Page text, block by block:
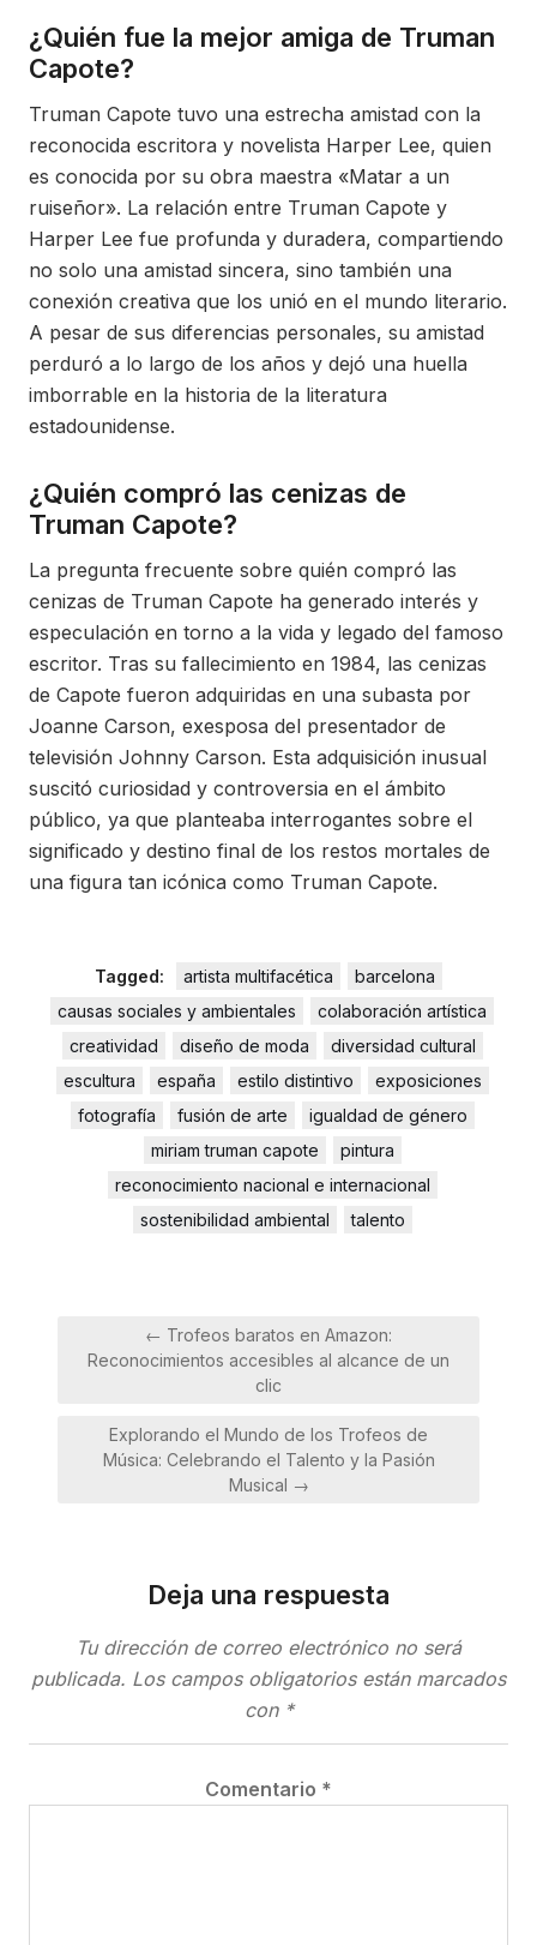
¿Quién fue la mejor amiga de Truman
Capote?
Truman Capote tuvo una estrecha amistad con la
reconocida escritora y novelista Harper Lee, quien
es conocida por su obra maestra «Matar a un
ruiseñor». La relación entre Truman Capote y
Harper Lee fue profunda y duradera, compartiendo
no solo una amistad sincera, sino también una
conexión creativa que los unió en el mundo literario.
A pesar de sus diferencias personales, su amistad
perduró a lo largo de los años y dejó una huella
imborrable en la historia de la literatura
estadounidense.
¿Quién compró las cenizas de
Truman Capote?
La pregunta frecuente sobre quién compró las
cenizas de Truman Capote ha generado interés y
especulación en torno a la vida y legado del famoso
escritor. Tras su fallecimiento en 1984, las cenizas
de Capote fueron adquiridas en una subasta por
Joanne Carson, exesposa del presentador de
televisión Johnny Carson. Esta adquisición inusual
suscitó curiosidad y controversia en el ámbito
público, ya que planteaba interrogantes sobre el
significado y destino final de los restos mortales de
una figura tan icónica como Truman Capote.
Tagged: artista multifacética
barcelona
causas sociales y ambientales
colaboración artística
creatividad
diseño de moda
diversidad cultural
escultura
españa estilo distintivo
exposiciones
fotografía
fusión de arte
igualdad de género
miriam truman capote
pintura
reconocimiento nacional e internacional
sostenibilidad ambiental
talento
Navegación← Trofeos baratos en Amazon:
Reconocimientos accesibles al alcance de un
clic
Explorando el Mundo de los Trofeos de
Música: Celebrando el Talento y la Pasión
Musical →
Deja una respuesta
Tu dirección de correo electrónico no será
publicada. Los campos obligatorios están marcados
con *
Comentario *